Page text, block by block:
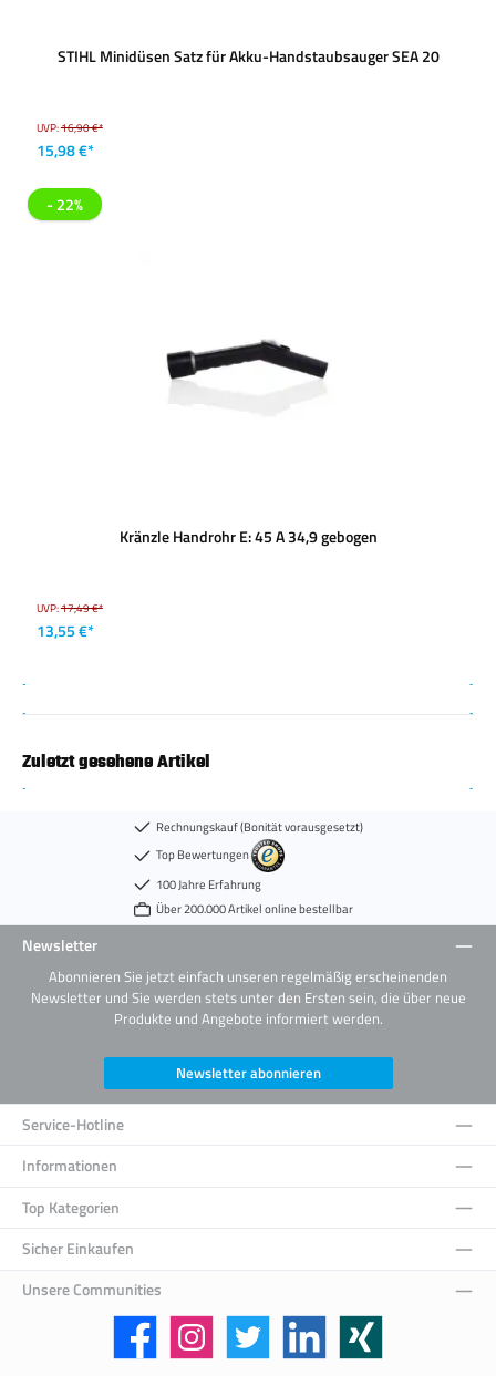
STIHL Minidüsen Satz für Akku-Handstaubsauger SEA 20
UVP:16,90 €*
15,98 €*
- 22%
Kränzle Handrohr E: 45 A 34,9 gebogen
UVP:17,49 €*
13,55 €*
Zuletzt gesehene Artikel
Rechnungskauf (Bonität vorausgesetzt)
Top Bewertungen
100 Jahre Erfahrung
Über 200.000 Artikel online bestellbar
Newsletter
Abonnieren Sie jetzt einfach unseren regelmäßig erscheinenden
Newsletter und Sie werden stets unter den Ersten sein, die über neue
Produkte und Angebote informiert werden.
Newsletter abonnieren
Service-Hotline
Informationen
Top Kategorien
Sicher Einkaufen
Unsere Communities
Facebook Instagram Twitter LinkedIn Xing